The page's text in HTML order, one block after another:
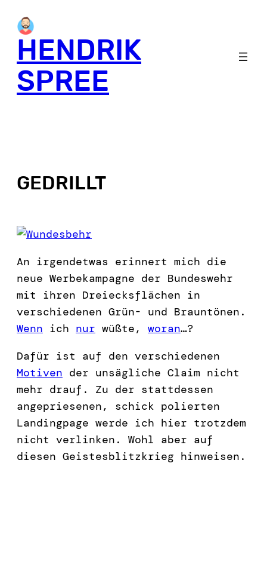
HENDRIK
SPREE
GEDRILLT
An irgendetwas erinnert mich die
neue Werbekampagne der Bundeswehr
mit ihren Dreiecksflächen in
verschiedenen Grün- und Brauntönen.
Wenn ich nur wüßte, woran…?
Dafür ist auf den verschiedenen
Motiven der unsägliche Claim nicht
mehr drauf. Zu der stattdessen
angepriesenen, schick polierten
Landingpage werde ich hier trotzdem
nicht verlinken. Wohl aber auf
diesen Geistesblitzkrieg hinweisen.